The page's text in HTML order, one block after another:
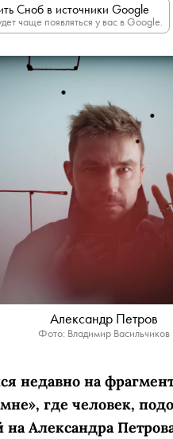
Сноб в источники Google
чаще появляться у вас в Google.
Александр Петров
Фото: Владимир Васильчиков
недавно на
где человек,
Александра